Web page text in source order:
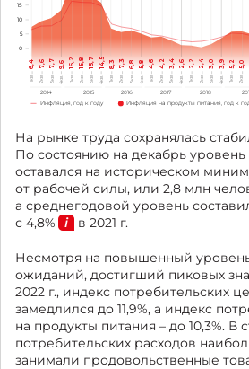
1кв. 2кв. 3кв. 2кв. 3кв. 2кв. 3кв. 2кв. 3кв. 2кв. 3кв. 2кв.
4кв. 1кв. 4кв. 1кв. 4кв. 1кв. 4кв. 1кв. 4кв. 1кв.
2014 2015 2016 2017 2018
0
5
10
15
6,47,67,7 9,6 16,215,815,714,58,37,3 6,8 5,8 4,64,23,42,62,22,43,03,95,2 5,0
Инфляция, год к году Инфляция на продукты питания, год к
На рынке труда сохранялась
По состоянию на декабрь
оставался на историческом
от рабочей силы, или 2,8 млн
а среднегодовой уровень
с 4,8%
в 2021 г.
Несмотря на повышенный
ожиданий, достигший пиковых
2022 г., индекс потребительских
замедлился до 11,9%, а индекс
на продукты питания – до 10,3%. В
потребительских расходов
занимали продовольственные